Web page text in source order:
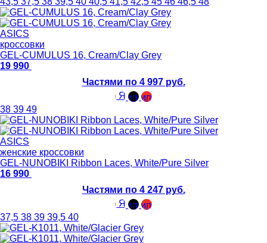
ASICS
кроссовки
GEL-CUMULUS 16, Cream/Clay Grey
19 990
Частями по 4 997 руб.
38 39 49
ASICS
женские кроссовки
GEL-NUNOBIKI Ribbon Laces, White/Pure Silver
16 990
Частями по 4 247 руб.
37,5 38 39 39,5 40